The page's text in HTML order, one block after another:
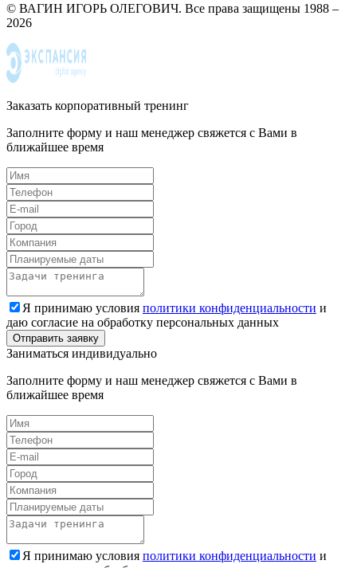
© ВАГИН ИГОРЬ ОЛЕГОВИЧ. Все права защищены 1988 –
2026
Заказать корпоративный тренинг
Заполните форму и наш менеджер свяжется с Вами в
ближайшее время
Я принимаю условия политики конфиденциальности и
даю согласие на обработку персональных данных
Заниматься индивидуально
Заполните форму и наш менеджер свяжется с Вами в
ближайшее время
Я принимаю условия политики конфиденциальности и